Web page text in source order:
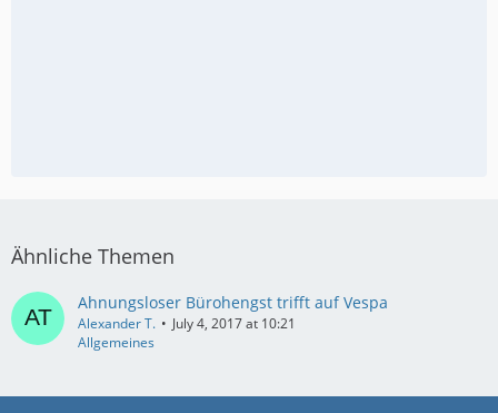
Ähnliche Themen
Ahnungsloser Bürohengst trifft auf Vespa
Alexander T.
July 4, 2017 at 10:21
Allgemeines